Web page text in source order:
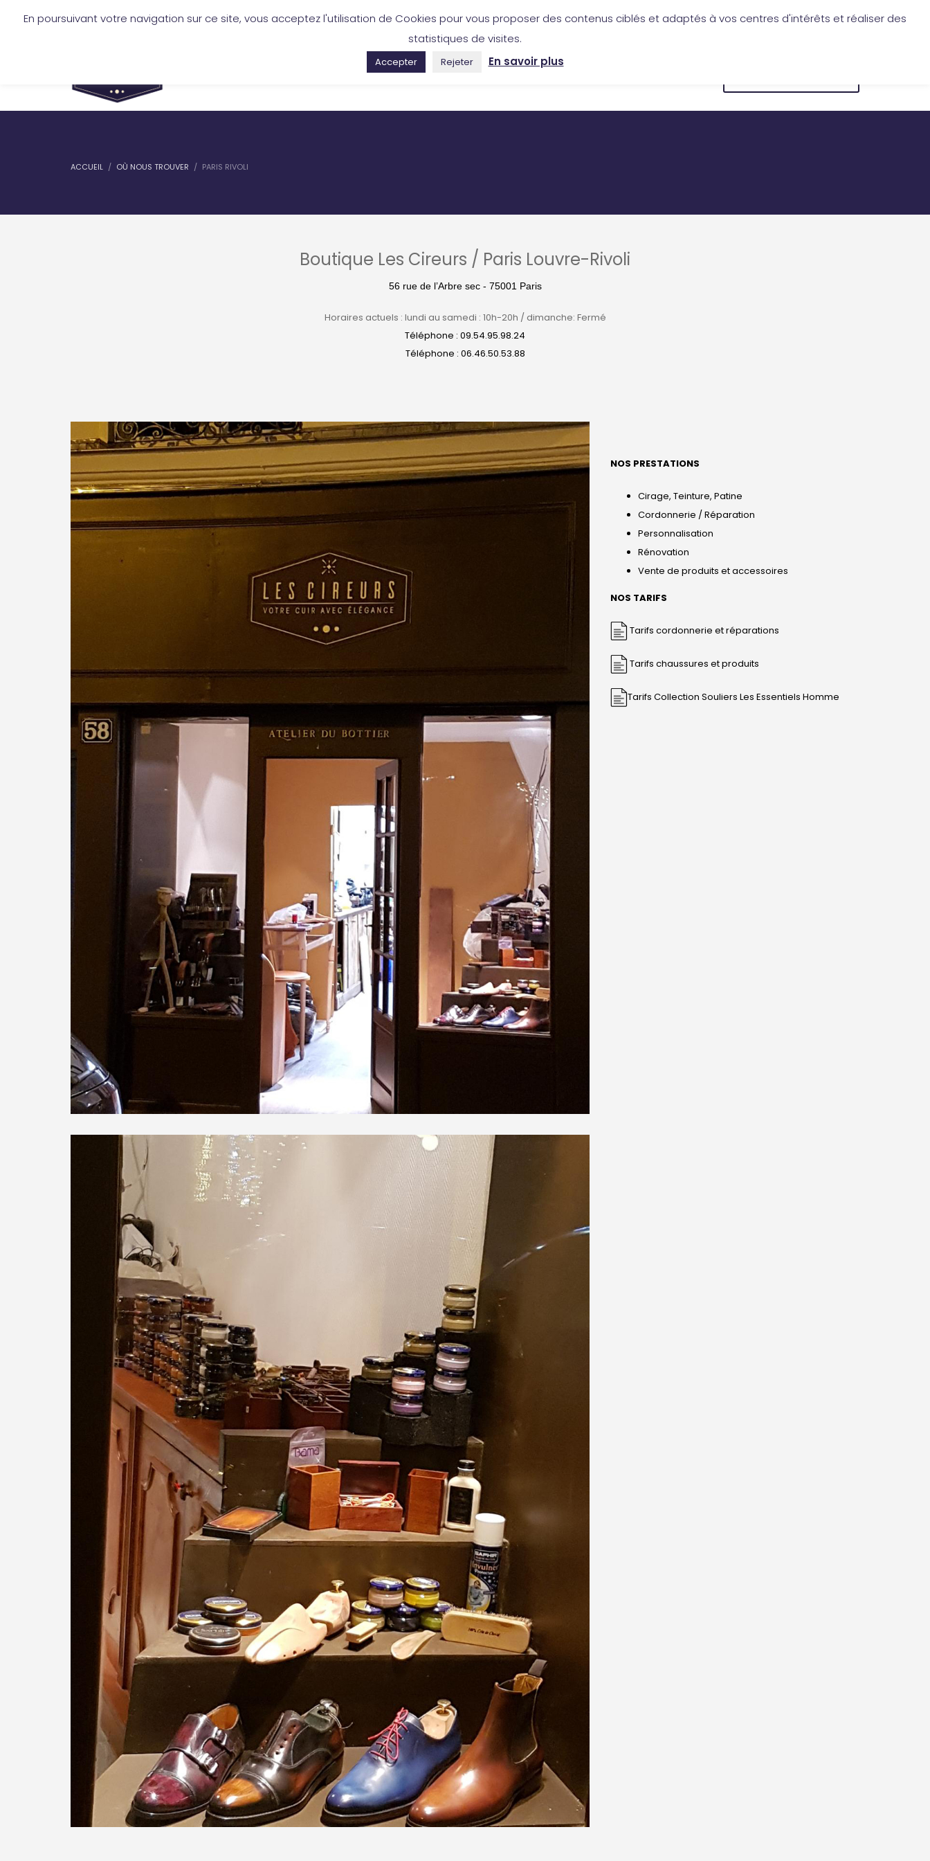
mickael.jofre@lescireurs.fr -+33 6 46 50 53 88 Boutique en ligne Application Les Cireurs Mon compte CONNEXION
COLLECTION RÉALISATIONS
ACCUEIL OÙ NOUS TROUVER PARIS RIVOLI
Boutique Les Cireurs / Paris Louvre-Rivoli
56 rue de l’Arbre sec - 75001 Paris
Horaires actuels : lundi au samedi : 10h-20h / dimanche: Fermé
Téléphone : 09.54.95.98.24
Téléphone : 06.46.50.53.88
NOS PRESTATIONS
Cirage, Teinture, Patine
Cordonnerie / Réparation
Personnalisation
Rénovation
Vente de produits et accessoires
NOS TARIFS
Tarifs cordonnerie et réparations
Tarifs chaussures et produits
Tarifs Collection Souliers Les Essentiels Homme
En poursuivant votre navigation sur ce site, vous acceptez l'utilisation de Cookies pour vous proposer des contenus ciblés et adaptés à vos centres d'intérêts et réaliser des
statistiques de visites.
Accepter Rejeter En savoir plus